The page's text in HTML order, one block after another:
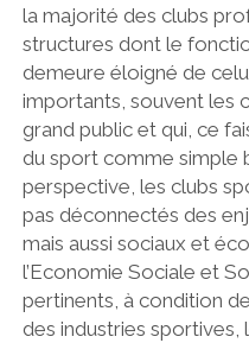
la majorité des clubs
structures dont le
demeure éloigné de
importants, souvent les
grand public et qui, ce
du sport comme simple
perspective, les clubs
pas déconnectés des
mais aussi sociaux et
l’Economie Sociale et
pertinents, à condition
des industries sportives,